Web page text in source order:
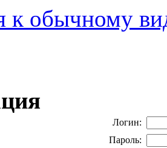
к обычному
Логин:
Пароль: